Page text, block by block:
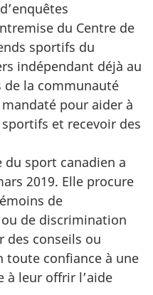
du Centre de
sportifs du
indépendant déjà au
de la communauté
pour aider à
et recevoir des
du sport canadien a
2019. Elle procure
de
de discrimination
des conseils ou
toute confiance à une
à leur offrir l’aide